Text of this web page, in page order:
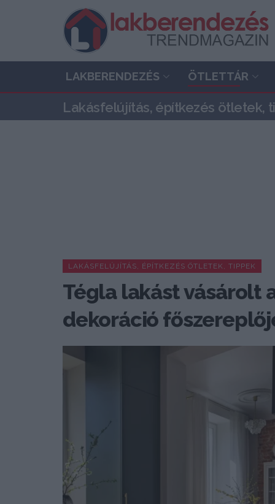
LAKBERENDEZÉS ÖTLETTÁR
Lakásfelújítás, építkezés ötletek,
LAKÁSFELÚJÍTÁS, ÉPÍTKEZÉS ÖTLETEK, TIPPEK
Tégla lakást vásárolt
dekoráció